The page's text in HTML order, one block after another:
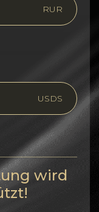
RUR
USDS
wird